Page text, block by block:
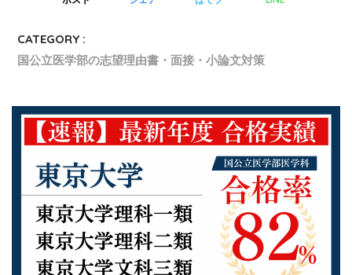
CATEGORY :
国公立医学部の志望理由書・面接・小論文対策